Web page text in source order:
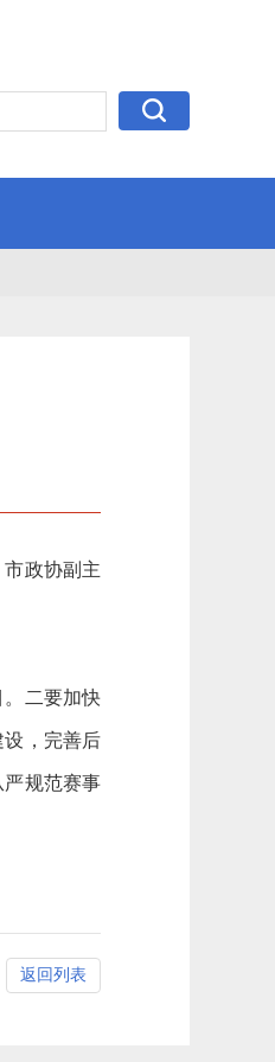
政协副主
二要加快
，完善后
规范赛事
返回列表